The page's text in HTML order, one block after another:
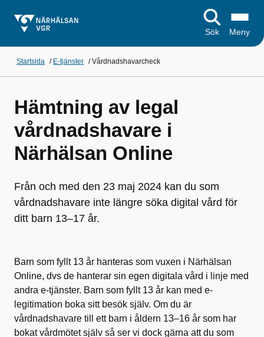
Sök Meny
Startsida / E-tjänster /Vårdnadshavarcheck
Hämtning av legal
vårdnadshavare i
Närhälsan Online
Från och med den 23 maj 2024 kan du som
vårdnadshavare inte längre söka digital vård för
ditt barn 13–17 år.
Barn som fyllt 13 år hanteras som vuxen i Närhälsan
Online, dvs de hanterar sin egen digitala vård i linje med
andra e-tjänster. Barn som fyllt 13 år kan med e-
legitimation boka sitt besök själv. Om du är
vårdnadshavare till ett barn i åldern 13–16 år som har
bokat vårdmötet själv så ser vi dock gärna att du som